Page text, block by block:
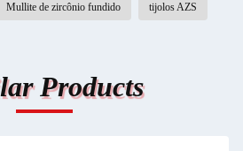
Mullite de zircônio fundido tijolos AZS
Products